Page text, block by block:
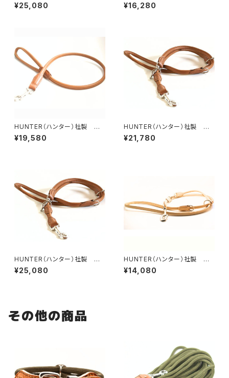
用カナディアン・エルクレザー3
wayリード【200cm・リード幅2
¥25,080
用エルクレザー丸め革リード【1
00cm・リード直径8mm】
¥16,280
HUNTER（ハンター）社製 犬
用エルクレザー丸め革リード【1
00cm・リード直径1cm】
¥19,580
HUNTER（ハンター）社製 犬
用エルクレザー丸め革3wayリ
ード【200cm・リード直径8m
¥21,780
HUNTER（ハンター）社製 犬
用エルクレザー丸め革3wayリ
ード【200cm・ リード直径1c
¥25,080
HUNTER（ハンター）社製 犬
用丸めレザーの3wayリード【2
00cm・リード直径8mm】
¥14,080
その他の商品